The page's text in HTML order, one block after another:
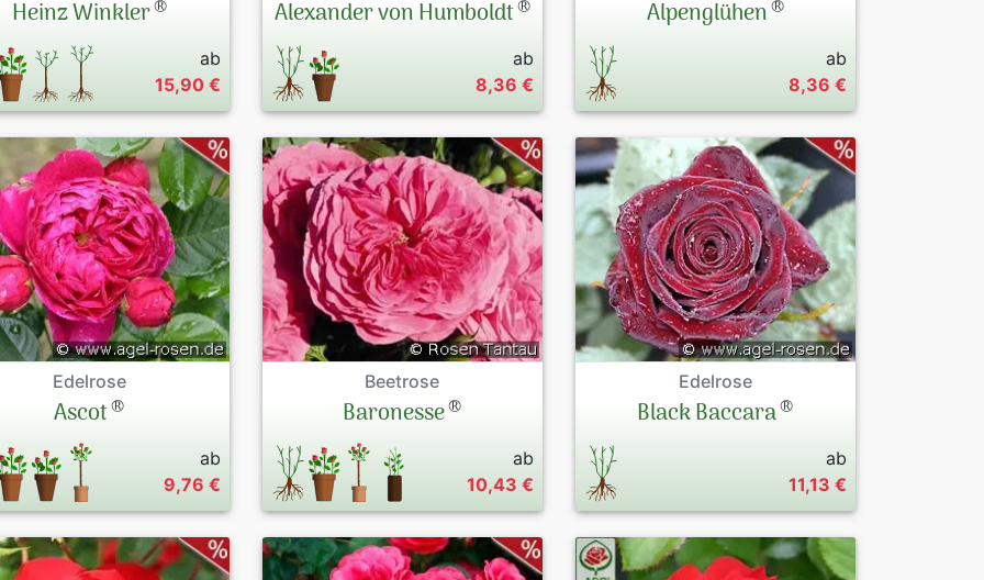
Heinz Winkler®
ab
15,90 €
Alexander von Humboldt®
ab
8,36 €
Alpenglühen®
ab
8,36 €
Edelrose
Ascot®
ab
9,76 €
Beetrose
Baronesse®
ab
10,43 €
Edelrose
Black Baccara®
ab
11,13 €